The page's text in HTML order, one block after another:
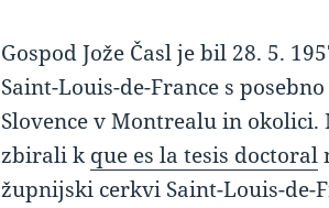
Gospod Jože Časl je bil 28. 5.
Saint-Louis-de-France s
Slovence v Montrealu in okolici.
zbirali kque es la tesis doctoral
župnijski cerkvi Saint-Louis-de-